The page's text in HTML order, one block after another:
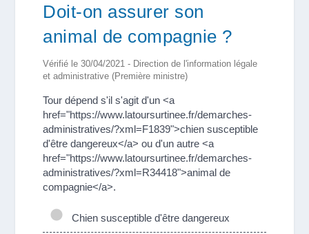
Doit-on assurer son
animal de compagnie ?
Vérifié le 30/04/2021 - Direction de l'information légale
et administrative (Première ministre)
Tour dépend s'il s'agit d'un <a
href="https://www.latoursurtinee.fr/demarches-
administratives/?xml=F1839">chien susceptible
d'être dangereux</a> ou d'un autre <a
href="https://www.latoursurtinee.fr/demarches-
administratives/?xml=R34418">animal de
compagnie</a>.
Chien susceptible d'être dangereux